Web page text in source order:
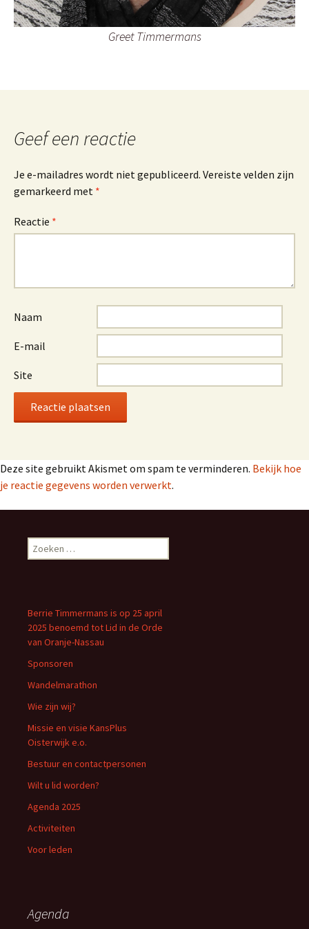
Greet Timmermans
Geef een reactie
Je e-mailadres wordt niet gepubliceerd. Vereiste velden zijn
gemarkeerd met *
Reactie *
Naam
E-mail
Site
Deze site gebruikt Akismet om spam te verminderen. Bekijk hoe
je reactie gegevens worden verwerkt.
Zoeken
naar:
Berrie Timmermans is op 25 april
2025 benoemd tot Lid in de Orde
van Oranje-Nassau
Sponsoren
Wandelmarathon
Wie zijn wij?
Missie en visie KansPlus
Oisterwijk e.o.
Bestuur en contactpersonen
Wilt u lid worden?
Agenda 2025
Activiteiten
Voor leden
Agenda